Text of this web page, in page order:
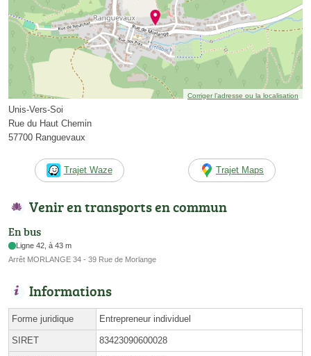
Corriger l’adresse ou la localisation
Unis-Vers-Soi
Rue du Haut Chemin
57700 Ranguevaux
Trajet Waze Trajet Maps
Venir en transports en commun
En bus
Ligne 42, à 43 m
Arrêt MORLANGE 34 - 39 Rue de Morlange
Informations
Forme juridique Entrepreneur individuel
SIRET 83423090600028